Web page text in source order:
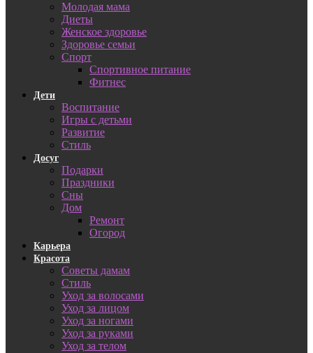
Молодая мама
Диеты
Женское здоровье
Здоровье семьи
Спорт
Спортивное питание
Фитнес
Дети
Воспитание
Игры с детьми
Развитие
Стиль
Досуг
Подарки
Праздники
Сны
Дом
Ремонт
Огород
Карьера
Красота
Советы дамам
Стиль
Уход за волосами
Уход за лицом
Уход за ногами
Уход за руками
Уход за телом